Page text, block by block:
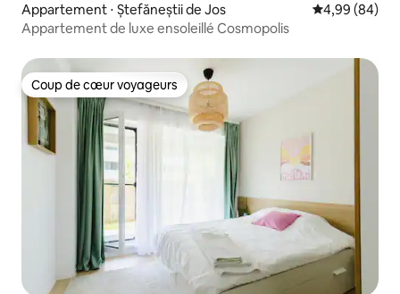
Appartement ⋅ Ștefăneștii de Jos Évaluation
4,99 (84)
Appartement de luxe ensoleillé Cosmopolis
Coup de cœur voyageurs
Coup de cœur voyageurs